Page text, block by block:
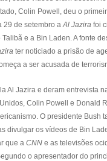
Colin Powell, deu o
29 de setembro aAl Jazira foi
e a Bin Laden. A fonte
ter noticiado a prisão de
a ser acusada de
Al Jazira e deram entrevista
Colin Powell e Donald
O presidente Bush
divulgar os vídeos de Bin
que a CNN e as televisões
o apresentador do